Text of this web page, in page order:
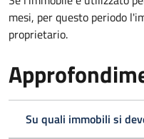
mesi, per questo periodo
proprietario.
Su quali immobili si